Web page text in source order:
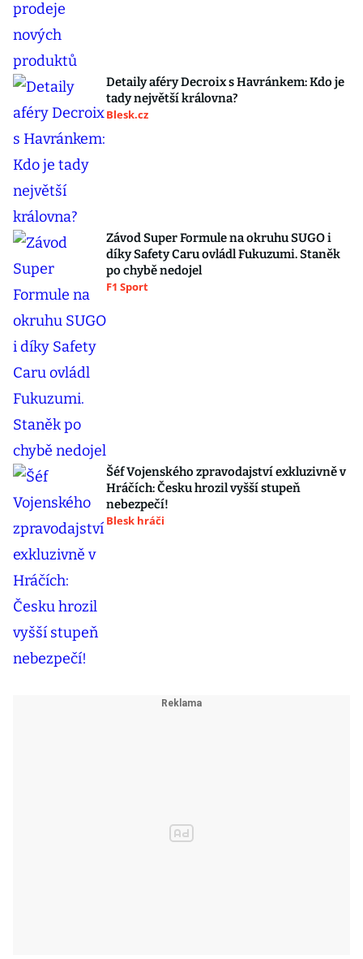
Detaily aféry Decroix s Havránkem: Kdo je
tady největší královna?
Blesk.cz
Závod Super Formule na okruhu SUGO i
díky Safety Caru ovládl Fukuzumi. Staněk
po chybě nedojel
F1 Sport
Šéf Vojenského zpravodajství exkluzivně v
Hráčích: Česku hrozil vyšší stupeň
nebezpečí!
Blesk hráči